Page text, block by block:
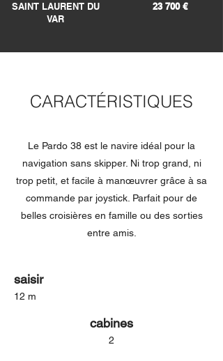
SAINT LAURENT DU
VAR
23 700 €
CARACTÉRISTIQUES
Le Pardo 38 est le navire idéal pour la
navigation sans skipper. Ni trop grand, ni
trop petit, et facile à manœuvrer grâce à sa
commande par joystick. Parfait pour de
belles croisières en famille ou des sorties
entre amis.
saisir
12 m
cabines
2